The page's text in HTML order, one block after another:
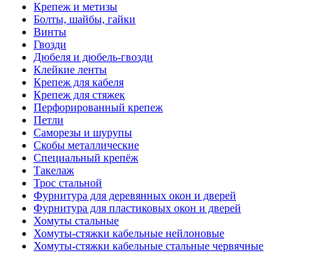
Крепеж и метизы
Болты, шайбы, гайки
Винты
Гвозди
Дюбеля и дюбель-гвозди
Клейкие ленты
Крепеж для кабеля
Крепеж для стяжек
Перфорированный крепеж
Петли
Саморезы и шурупы
Скобы металлические
Специальный крепёж
Такелаж
Трос стальной
Фурнитура для деревянных окон и дверей
Фурнитура для пластиковых окон и дверей
Хомуты стальные
Хомуты-стяжки кабельные нейлоновые
Хомуты-стяжки кабельные стальные червячные